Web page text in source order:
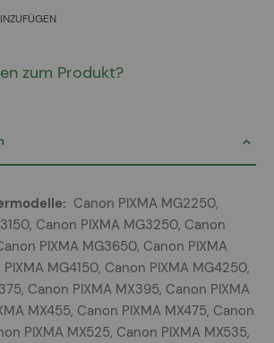
zum Produkt?
Canon PIXMA MG2250,
Canon PIXMA MG3250, Canon
PIXMA MG3650, Canon PIXMA
MG4150, Canon PIXMA MG4250,
Canon PIXMA MX395, Canon PIXMA
MX455, Canon PIXMA MX475, Canon
PIXMA MX525, Canon PIXMA MX535,